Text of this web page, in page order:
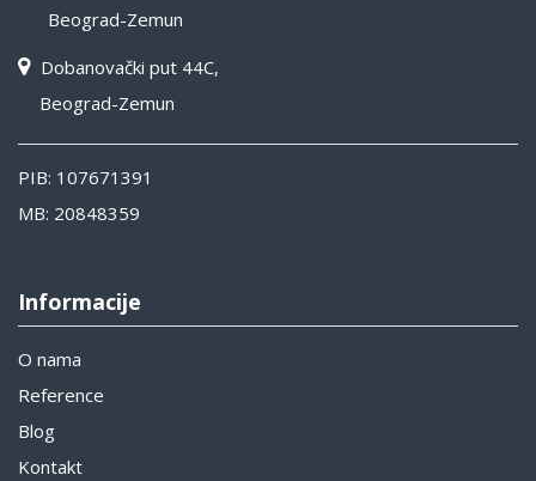
Beograd-Zemun
Dobanovački put 44C,
Beograd-Zemun
PIB: 107671391
MB: 20848359
Informacije
O nama
Reference
Blog
Kontakt